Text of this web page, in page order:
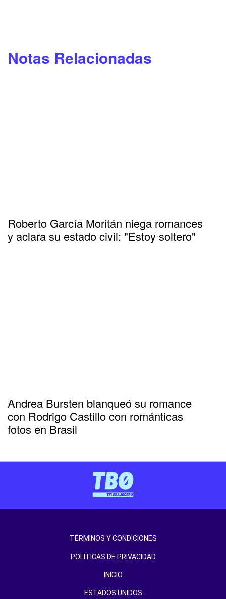
Notas Relacionadas
Roberto García Moritán niega romances
y aclara su estado civil: "Estoy soltero"
Andrea Bursten blanqueó su romance
con Rodrigo Castillo con románticas
fotos en Brasil
TÉRMINOS Y CONDICIONES
POLITICAS DE PRIVACIDAD
INICIO
ESTADOS UNIDOS